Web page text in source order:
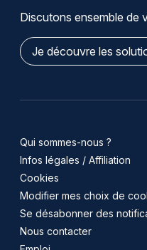
Discutons ensemble de
Je découvre les
Qui sommes-nous ?
Infos légales / Affiliation
Cookies
Modifier mes choix de
Se désabonner des
Nous contacter